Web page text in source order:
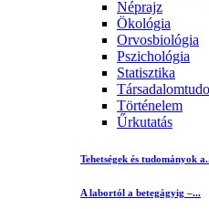
Néprajz
Ökológia
Orvosbiológia
Pszichológia
Statisztika
Történelem
Űrkutatás
Tehetségek és tudományok
A labortól a betegágyig –...